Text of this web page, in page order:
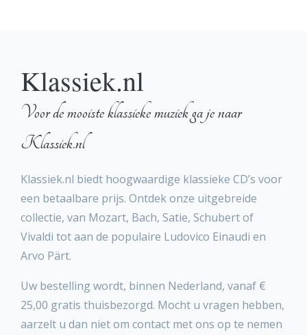
Klassiek.nl
Voor de mooiste klassieke muziek ga je naar
Klassiek.nl
Klassiek.nl biedt hoogwaardige klassieke CD’s voor
een betaalbare prijs. Ontdek onze uitgebreide
collectie, van Mozart, Bach, Satie, Schubert of
Vivaldi tot aan de populaire Ludovico Einaudi en
Arvo Pärt.
Uw bestelling wordt, binnen Nederland, vanaf €
25,00 gratis thuisbezorgd. Mocht u vragen hebben,
aarzelt u dan niet om contact met ons op te nemen